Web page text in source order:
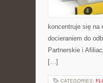
koncentruje się na
docieraniem do
Partnerskie i
[…]
CATEGORIES: